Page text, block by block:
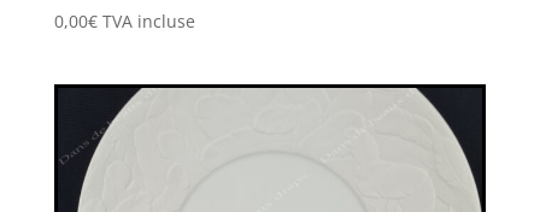
0,00€ TVA incluse